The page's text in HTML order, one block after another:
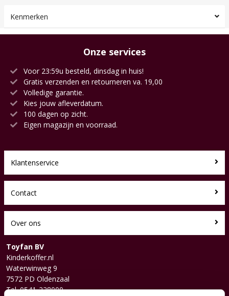
Kenmerken
Onze services
Voor 23:59u besteld, dinsdag in huis!
Gratis verzenden en retourneren va. 19,00
Volledige garantie.
Kies jouw afleverdatum.
100 dagen op zicht.
Eigen magazijn en voorraad.
Klantenservice
Contact
Over ons
Toyfan BV
Kinderkoffer.nl
Waterwinweg 9
7572 PD Oldenzaal
Tel. 0541-228000